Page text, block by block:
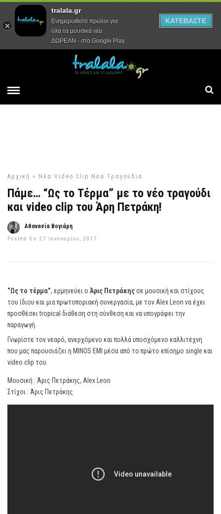
Αρχική Συνεντεύξεις Ρεπορτάζ
Αρχική » Νέα Video Clip Νέα Τραγούδια
Πάμε… “Ως το Τέρμα” με το νέο τραγούδι
και video clip του Άρη Πετράκη!
Αθανασία Βογιάρη
Posted On 27 Ιανουαρίου, 2017
“Ως το τέρμα”, ερμηνεύει ο Άρις Πετράκηςσε μουσική και στίχους
του ίδιου και μια πρωτοποριακή συνεργασία, με τον Alex Leon να έχει
προσθέσει tropical διάθεση στη σύνθεση και να υπογράφει την
παραγωγή.
Γνωρίστε τον νεαρό, ανερχόμενο και πολλά υποσχόμενο καλλιτέχνη
που μας παρουσιάζει η MINOS EMI μέσα από το πρώτο επίσημο single και
video clip του.
Μουσική : Άρις Πετράκης, Alex Leon
Στίχοι : Άρις Πετράκης
tralala.gr
Ενημερωθείτε πρώτοι για
όλα τα μουσικά νέα
ΔΩΡΕΑΝ - στο Google Play
ΚΑΤΕΒΑΣΤΕ